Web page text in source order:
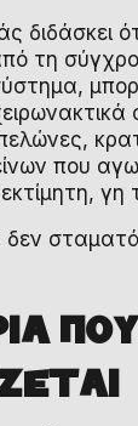
διδάσκει
τη
που
γη
δεν
ΠΟΥ